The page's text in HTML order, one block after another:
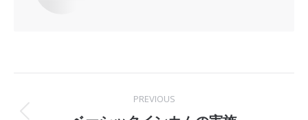
PREVIOUS